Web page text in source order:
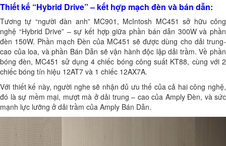
Thiết kế “Hybrid Drive” – kết hợp mạch đèn và bán dẫn:
Tương tự “người đàn anh” MC901, McIntosh MC451 sở hữu công
nghệ “Hybrid Drive” – sự kết hợp giữa phần bán dẫn 300W và phần
đèn 150W. Phần mạch Đèn của MC451 sẽ được dùng cho dải trung-
cao của loa, và phần Bán Dẫn sẽ vận hành độc lập dải trầm. Về phần
bóng đèn, MC451 sử dụng 4 chiếc bóng công suất KT88, cùng với 2
chiếc bóng tín hiệu 12AT7 và 1 chiếc 12AX7A.
Với thiết kế này, người nghe sẽ nhận đủ ưu thế của cả hai công nghệ,
đó là sự mềm mại, mượt mà ở dải trung – cao của Amply Đèn, và sức
mạnh lực lưỡng ở dải trầm của Amply Bán Dẫn.